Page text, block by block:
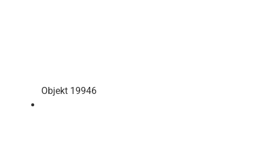
Objekt 19946